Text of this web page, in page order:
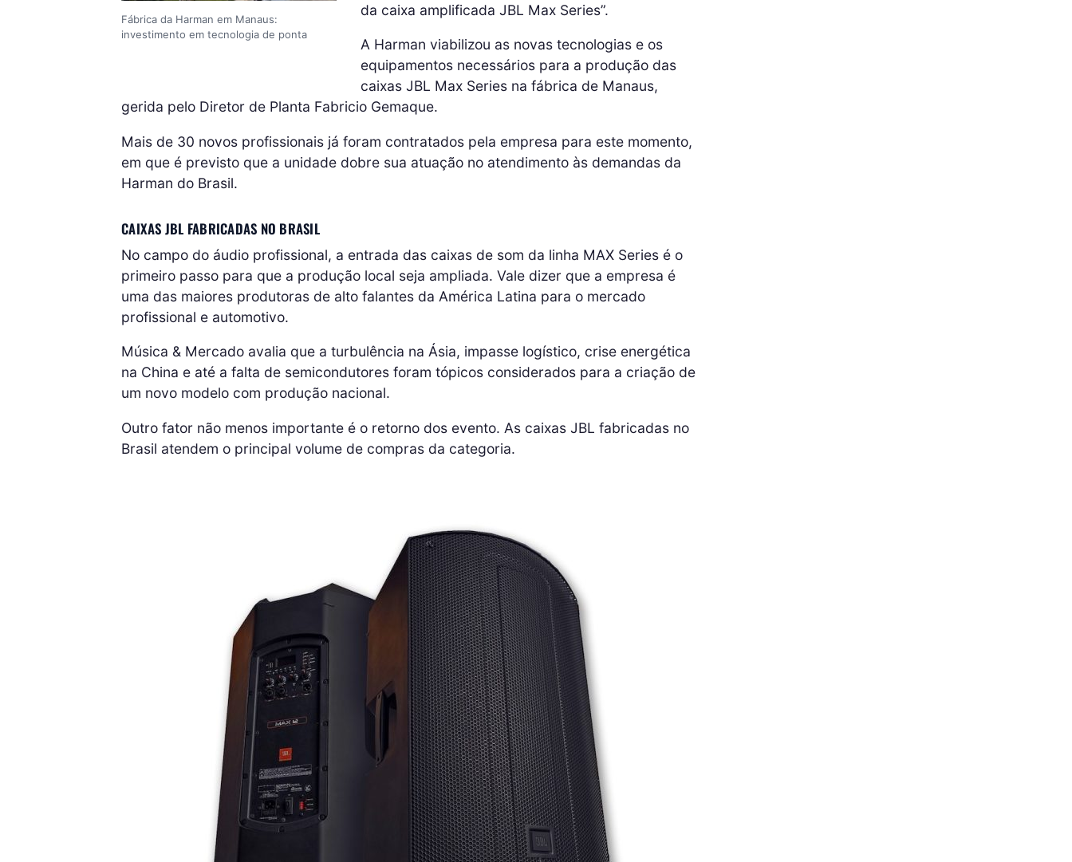
Fábrica da Harman em Manaus:
investimento em tecnologia de ponta
da caixa amplificada JBL Max Series”.
A Harman viabilizou as novas tecnologias e os
equipamentos necessários para a produção das
caixas JBL Max Series na fábrica de Manaus,
gerida pelo Diretor de Planta Fabricio Gemaque.
Mais de 30 novos profissionais já foram contratados pela empresa para este momento,
em que é previsto que a unidade dobre sua atuação no atendimento às demandas da
Harman do Brasil.
CAIXAS JBL FABRICADAS NO BRASIL
No campo do áudio profissional, a entrada das caixas de som da linha MAX Series é o
primeiro passo para que a produção local seja ampliada. Vale dizer que a empresa é
uma das maiores produtoras de alto falantes da América Latina para o mercado
profissional e automotivo.
Música & Mercado avalia que a turbulência na Ásia, impasse logístico, crise energética
na China e até a falta de semicondutores foram tópicos considerados para a criação de
um novo modelo com produção nacional.
Outro fator não menos importante é o retorno dos evento. As caixas JBL fabricadas no
Brasil atendem o principal volume de compras da categoria.